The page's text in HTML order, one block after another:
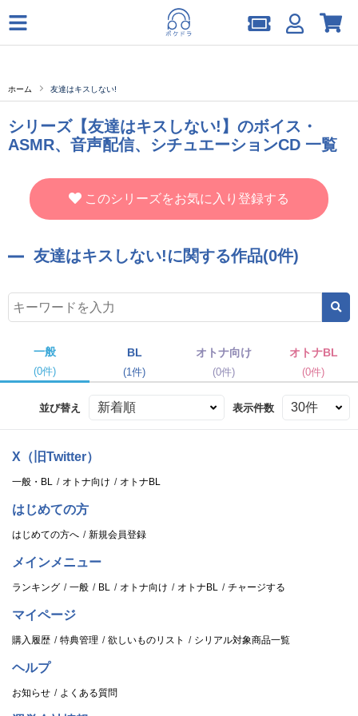
ホーム 友達はキスしない!
シリーズ【友達はキスしない!】のボイス・
ASMR、音声配信、シチュエーションCD 一覧
このシリーズをお気に入り登録する
友達はキスしない!に関する作品(0件)
一般
(0件)
BL
(1件)
オトナ向け
(0件)
オトナBL
(0件)
並び替え 表示件数
X（旧Twitter）
一般・BL オトナ向け オトナBL
はじめての方
はじめての方へ 新規会員登録
メインメニュー
ランキング 一般 BL オトナ向け オトナBL チャージする
マイページ
購入履歴 特典管理 欲しいものリスト シリアル対象商品一覧
ヘルプ
お知らせ よくある質問